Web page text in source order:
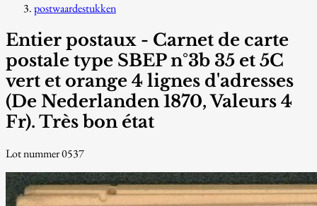
postwaardestukken
Entier postaux - Carnet de carte
postale type SBEP n°3b 35 et 5C
vert et orange 4 lignes d'adresses
(De Nederlanden 1870, Valeurs 4
Fr). Très bon état
Lot nummer 0537